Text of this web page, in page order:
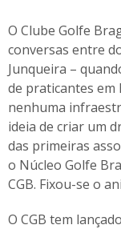
O Clube Golfe
conversas entre
Junqueira –
de praticantes em
nenhuma
ideia de criar um
das primeiras
o Núcleo Golfe
CGB. Fixou-se o
O CGB tem